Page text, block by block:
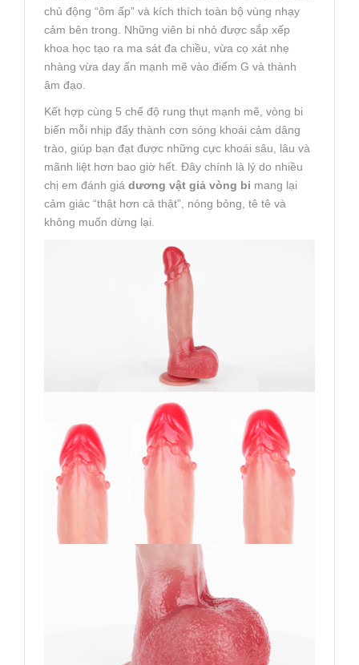
chủ động “ôm ấp” và kích thích toàn bộ vùng nhạy
cảm bên trong. Những viên bi nhỏ được sắp xếp
khoa học tạo ra ma sát đa chiều, vừa cọ xát nhẹ
nhàng vừa day ấn mạnh mẽ vào điểm G và thành
âm đạo.
Kết hợp cùng 5 chế độ rung thụt mạnh mẽ, vòng bi
biến mỗi nhịp đẩy thành cơn sóng khoái cảm dâng
trào, giúp bạn đạt được những cực khoái sâu, lâu và
mãnh liệt hơn bao giờ hết. Đây chính là lý do nhiều
chị em đánh giá dương vật giả vòng bi mang lại
cảm giác “thật hơn cả thật”, nóng bỏng, tê tê và
không muốn dừng lại.